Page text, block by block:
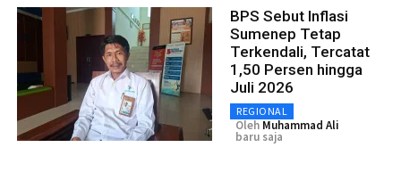
BPS Sebut Inflasi
Sumenep Tetap
Terkendali, Tercatat
1,50 Persen hingga
Juli 2026
REGIONAL
Oleh Muhammad Ali
baru saja